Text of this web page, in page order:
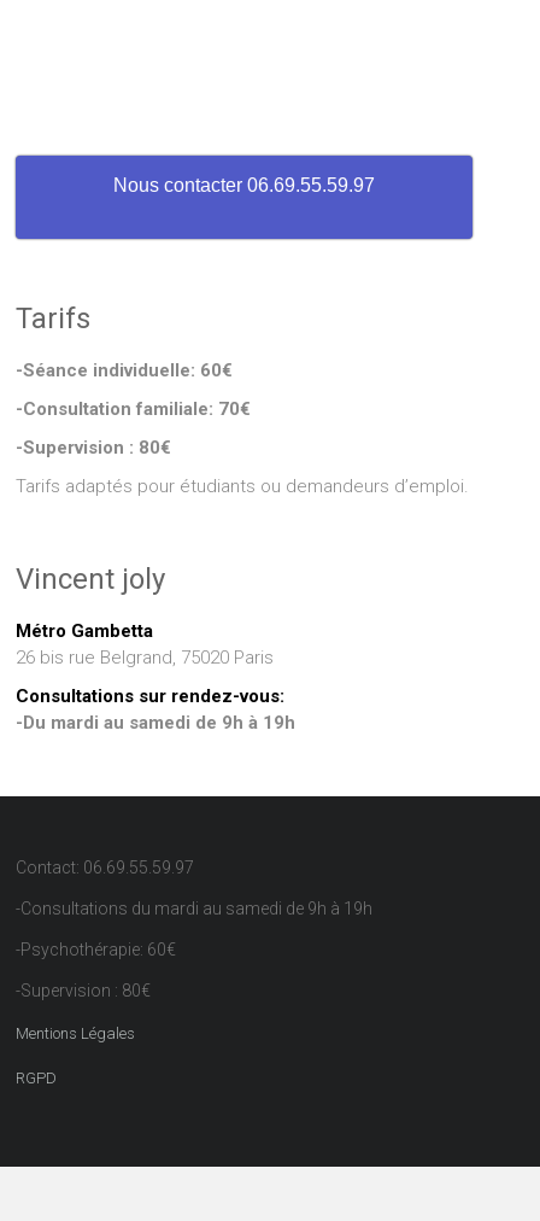
Nous contacter 06.69.55.59.97
Tarifs
-Séance individuelle: 60€
-Consultation familiale: 70€
-Supervision : 80€
Tarifs adaptés pour étudiants ou demandeurs d’emploi.
Vincent joly
Métro Gambetta
26 bis rue Belgrand, 75020 Paris
Consultations sur rendez-vous:
-Du mardi au samedi de 9h à 19h
Contact: 06.69.55.59.97
-Consultations du mardi au samedi de 9h à 19h
-Psychothérapie: 60€
-Supervision : 80€
Mentions Légales
RGPD